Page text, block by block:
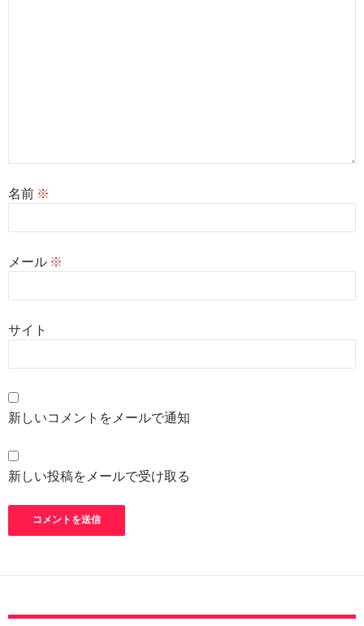
名前 ※
メール ※
サイト
新しいコメントをメールで通知
新しい投稿をメールで受け取る